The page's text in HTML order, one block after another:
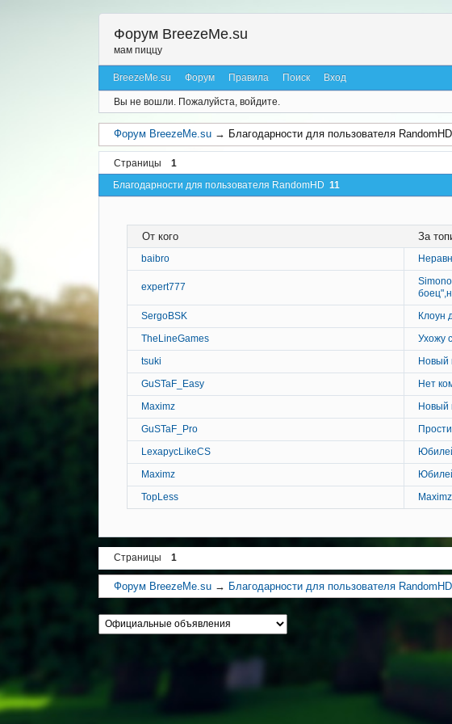
Форум BreezeMe.su
мам пиццу
BreezeMe.su Форум Правила Поиск Вход
Вы не вошли. Пожалуйста, войдите.
Форум BreezeMe.su → Благодарности для пользователя RandomHD
Страницы
1
Благодарности для пользователя RandomHD 11
От кого За
baibro
expert777
SergoBSK Клоун
TheLineGames
Ухожу
tsuki
Новый
GuSTaF_Easy
Нет
Maximz
Новый
GuSTaF_Pro
LexapycLikeCS
Maximz
TopLess
Страницы 1
Форум BreezeMe.su → Благодарности для пользователя RandomHD